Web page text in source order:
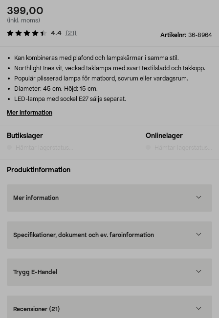
399,00
(inkl. moms)
Artikelnr: 36-8964
4.4 ( 21 )
Butikslager Onlinelager
Kan kombineras med plafond och lampskärmar i samma stil.
Northlight Ines vit, veckad taklampa med svart textilsladd och takkopp.
Populär plisserad lampa för matbord, sovrum eller vardagsrum.
Diameter: 45 cm. Höjd: 15 cm.
LED-lampa med sockel E27 säljs separat.
Mer information
Produktinformation
Mer information
Specifikationer, dokument och ev. faroinformation
Trygg E-Handel
Recensioner (21)